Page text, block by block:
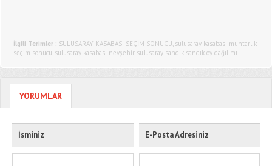
İlgili Terimler : SULUSARAY KASABASI SEÇİM SONUCU, sulusaray kasabası muhtarlık
seçim sonucu, sulusaray kasabası nevşehir, sulusaray sandık sandık oy dağılımı
YORUMLAR
İsminiz E-Posta Adresiniz